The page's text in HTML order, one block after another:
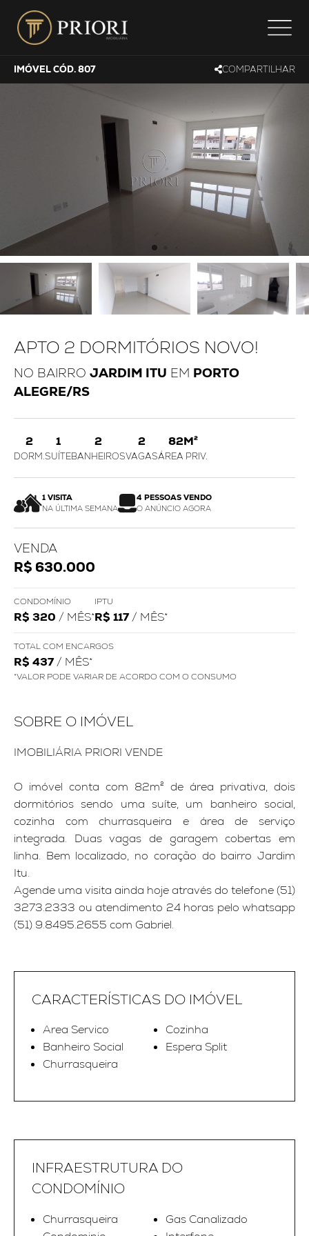
IMÓVEL CÓD. 807 COMPARTILHAR
APTO 2 DORMITÓRIOS NOVO!
NO BAIRRO JARDIM ITU EM PORTO
ALEGRE/RS
2
DORM.
1
SUÍTE
2
BANHEIROS
2
VAGAS
82M²
ÁREA PRIV.
1 VISITA
NA ÚLTIMA SEMANA
4 PESSOAS VENDO
O ANÚNCIO AGORA
VENDA
R$ 630.000
CONDOMÍNIO
R$ 320 / MÊS*
IPTU
R$ 117/ MÊS*
TOTAL COM ENCARGOS
R$ 437/ MÊS*
*VALOR PODE VARIAR DE ACORDO COM O CONSUMO
SOBRE O IMÓVEL
IMOBILIÁRIA PRIORI VENDE
O imóvel conta com 82m² de área privativa, dois
dormitórios sendo uma suíte, um banheiro social,
cozinha com churrasqueira e área de serviço
integrada. Duas vagas de garagem cobertas em
linha. Bem localizado, no coração do bairro Jardim
Itu.
Agende uma visita ainda hoje através do telefone (51)
3273.2333 ou atendimento 24 horas pelo whatsapp
(51) 9.8495.2655 com Gabriel.
CARACTERÍSTICAS DO IMÓVEL
Area Servico
Banheiro Social
Churrasqueira
Cozinha
Espera Split
INFRAESTRUTURA DO
CONDOMÍNIO
Churrasqueira
Gas Canalizado